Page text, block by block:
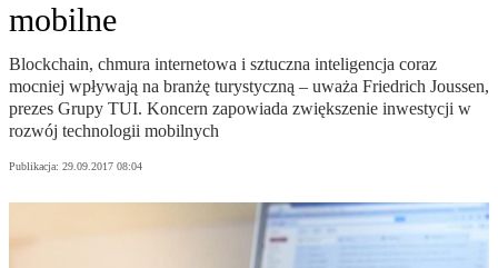
mobilne
Blockchain, chmura internetowa i sztuczna inteligencja coraz
mocniej wpływają na branżę turystyczną – uważa Friedrich Joussen,
prezes Grupy TUI. Koncern zapowiada zwiększenie inwestycji w
rozwój technologii mobilnych
Publikacja: 29.09.2017 08:04